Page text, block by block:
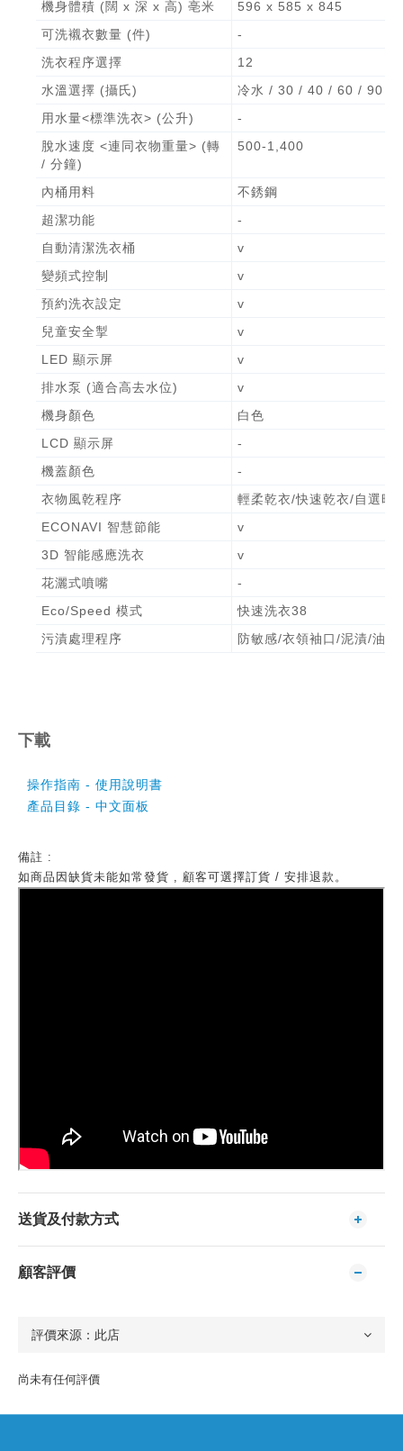
機身體積 (闊 x 深 x 高) 亳米
596 x 585 x 845
可洗襯衣數量 (件)
-
洗衣程序選擇
12
水溫選擇 (攝氏)
冷水 / 30 / 40 / 60 / 90
用水量<標準洗衣> (公升)
-
脫水速度 <連同衣物重量> (轉
/ 分鐘)
500-1,400
內桶用料
不銹鋼
超潔功能
-
自動清潔洗衣桶
v
變頻式控制
v
預約洗衣設定
v
兒童安全掣
v
LED 顯示屏
v
排水泵 (適合高去水位)
v
機身顏色
白色
LCD 顯示屏
-
機蓋顏色
-
衣物風乾程序
輕柔乾衣/快速乾衣/自選時
ECONAVI 智慧節能
v
3D 智能感應洗衣
v
花灑式噴嘴
-
Eco/Speed 模式
快速洗衣38
污漬處理程序
防敏感/衣領袖口/泥漬/油性
下載
操作指南 - 使用說明書
產品目錄 - 中文面板
備註 :
如商品因缺貨未能如常發貨 , 顧客可選擇訂貨 / 安排退款。
送貨及付款方式
顧客評價
尚未有任何評價